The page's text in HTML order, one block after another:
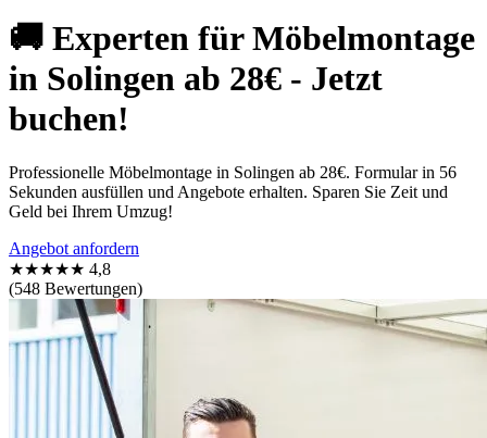
🚚 Experten für Möbelmontage
in Solingen ab 28€ - Jetzt
buchen!
Professionelle Möbelmontage in Solingen ab 28€. Formular in 56
Sekunden ausfüllen und Angebote erhalten. Sparen Sie Zeit und
Geld bei Ihrem Umzug!
Angebot anfordern
★★★★★ 4,8
(548 Bewertungen)